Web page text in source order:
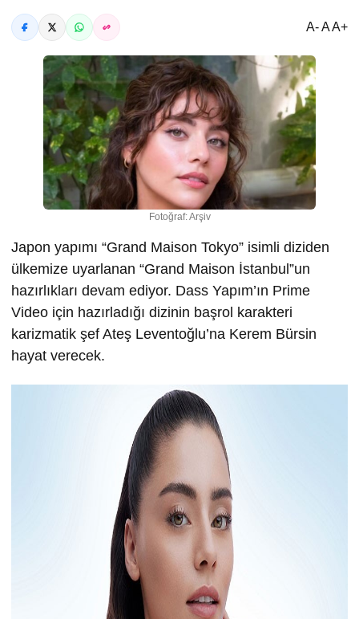
A- A A+
Fotoğraf: Arşiv
Japon yapımı “Grand Maison Tokyo” isimli diziden
ülkemize uyarlanan “Grand Maison İstanbul”un
hazırlıkları devam ediyor. Dass Yapım’ın Prime
Video için hazırladığı dizinin başrol karakteri
karizmatik şef Ateş Leventoğlu’na Kerem Bürsin
hayat verecek.